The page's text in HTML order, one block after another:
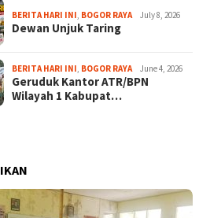
BERITA HARI INI BOGOR RAYA July 8, 2026
Dewan Unjuk Taring
BERITA HARI INI BOGOR RAYA June 4, 2026
Geruduk Kantor ATR/BPN
Wilayah 1 Kabupat…